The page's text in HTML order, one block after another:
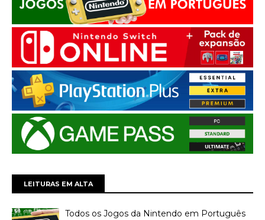
LEITURAS EM ALTA
Todos os Jogos da Nintendo em Português